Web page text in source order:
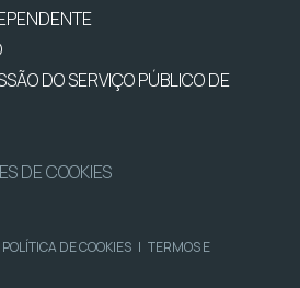
DO SERVIÇO PÚBLICO DE
DE COOKIES
POLÍTICA DE COOKIES | TERMOS E